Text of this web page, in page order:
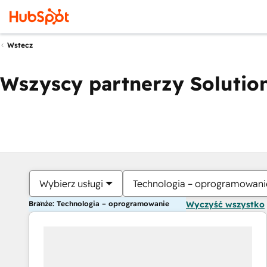
Wstecz
Wszyscy partnerzy
Wybierz usługi Technologia –
Branże: Technologia – oprogramowanie Wyczyść wszystko